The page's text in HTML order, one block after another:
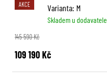
AKCE Varianta: M
Skladem u dodavatele
145 590 Kč
109 190 Kč